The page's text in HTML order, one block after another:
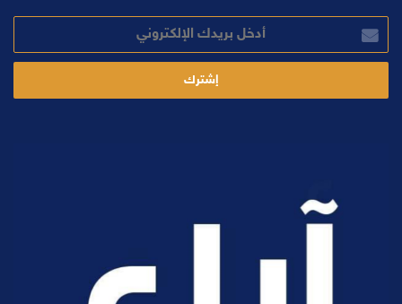
بريدك
الإلكتروني